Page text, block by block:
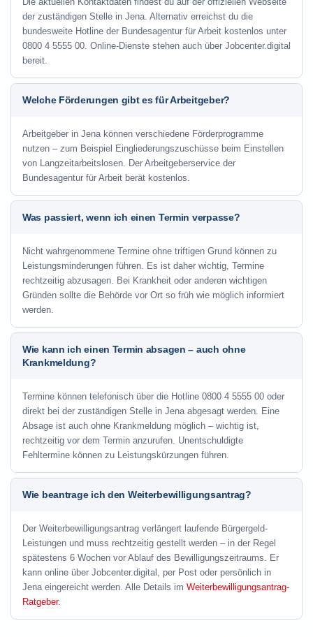
der zuständigen Stelle in Jena. Alternativ erreichst du die
bundesweite Hotline der Bundesagentur für Arbeit kostenlos unter
0800 4 5555 00. Online-Dienste stehen auch über Jobcenter.digital
bereit.
Welche Förderungen gibt es für Arbeitgeber?
Arbeitgeber in Jena können verschiedene Förderprogramme
nutzen – zum Beispiel Eingliederungszuschüsse beim Einstellen
von Langzeitarbeitslosen. Der Arbeitgeberservice der
Bundesagentur für Arbeit berät kostenlos.
Was passiert, wenn ich einen Termin verpasse?
Nicht wahrgenommene Termine ohne triftigen Grund können zu
Leistungsminderungen führen. Es ist daher wichtig, Termine
rechtzeitig abzusagen. Bei Krankheit oder anderen wichtigen
Gründen sollte die Behörde vor Ort so früh wie möglich informiert
werden.
Wie kann ich einen Termin absagen – auch ohne
Krankmeldung?
Termine können telefonisch über die Hotline 0800 4 5555 00 oder
direkt bei der zuständigen Stelle in Jena abgesagt werden. Eine
Absage ist auch ohne Krankmeldung möglich – wichtig ist,
rechtzeitig vor dem Termin anzurufen. Unentschuldigte
Fehltermine können zu Leistungskürzungen führen.
Wie beantrage ich den Weiterbewilligungsantrag?
Der Weiterbewilligungsantrag verlängert laufende Bürgergeld-
Leistungen und muss rechtzeitig gestellt werden – in der Regel
spätestens 6 Wochen vor Ablauf des Bewilligungszeitraums. Er
kann online über Jobcenter.digital, per Post oder persönlich in
Jena eingereicht werden. Alle Details im Weiterbewilligungsantrag-
Ratgeber.